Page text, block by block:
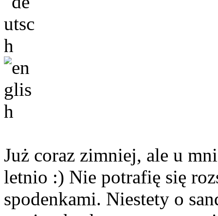
Już coraz zimniej, ale u
letnio :) Nie potrafię się
spodenkami. Niestety o